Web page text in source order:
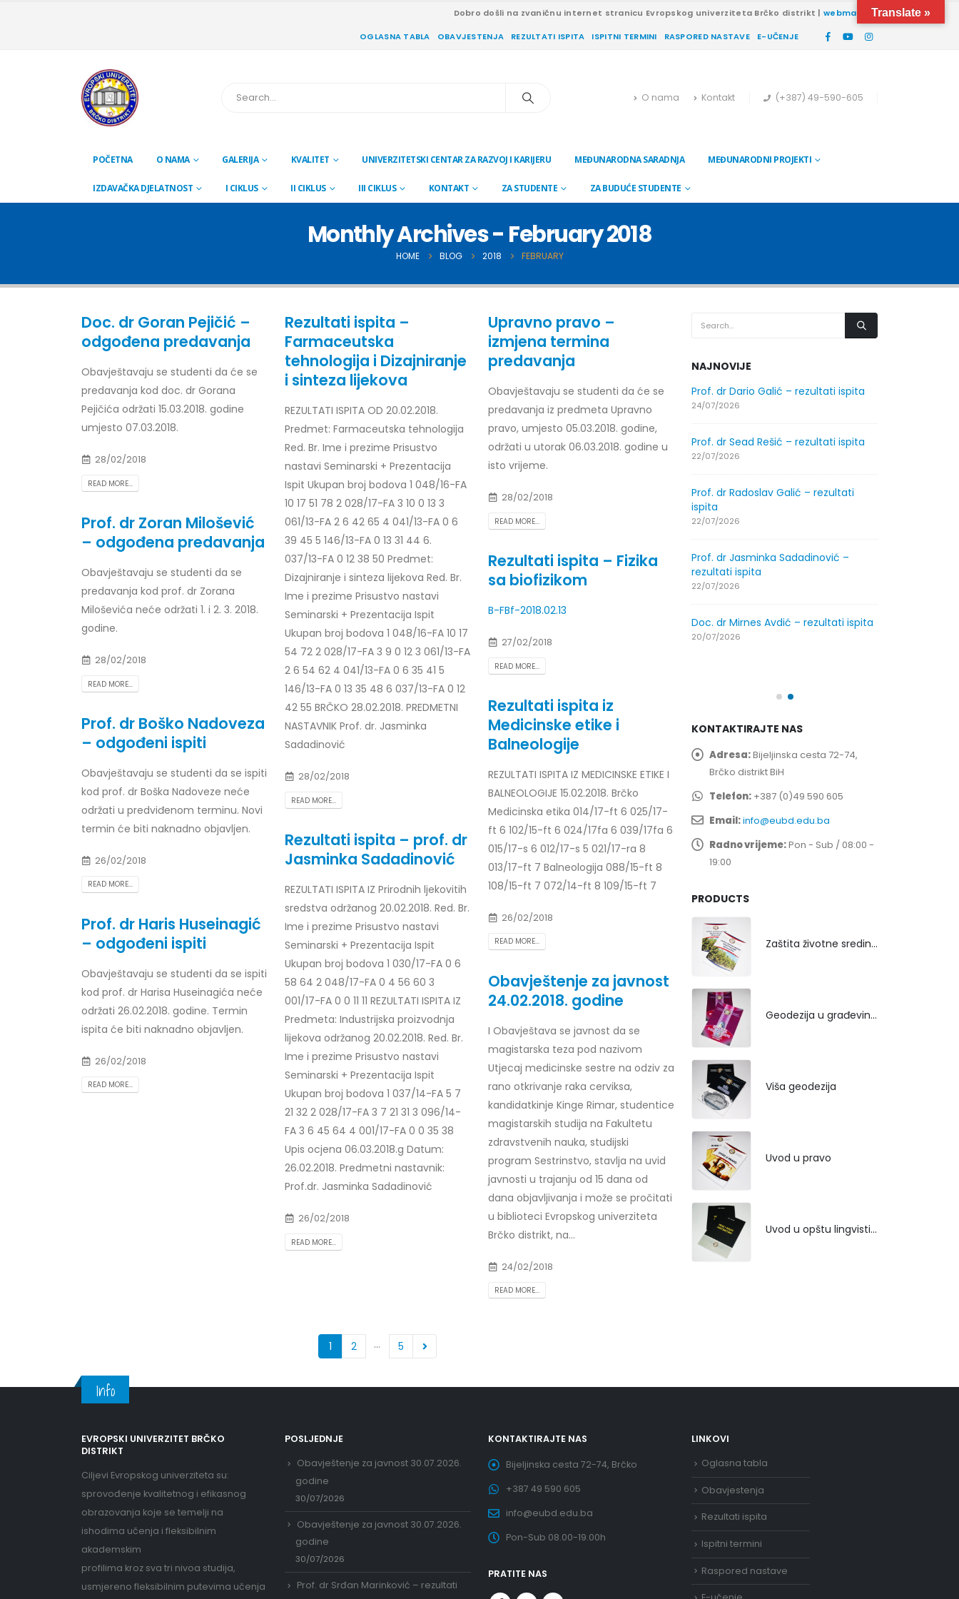
Dobro došli na zvaničnu internet stranicu Evropskog univerziteta Brčko distrikt |webmail
OGLASNA TABLA OBAVJESTENJA REZULTATI ISPITA ISPITNI TERMINI RASPORED NASTAVE E-UČENJE
O nama Kontakt (+387) 49-590-605
POČETNA O NAMA GALERIJA KVALITET UNIVERZITETSKI CENTAR ZA RAZVOJ I KARIJERU MEĐUNARODNA SARADNJA MEĐUNARODNI PROJEKTI
IZDAVAČKA DJELATNOST I CIKLUS II CIKLUS III CIKLUS KONTAKT ZA STUDENTE ZA BUDUĆE STUDENTE
Monthly Archives - February 2018
HOME BLOG 2018 FEBRUARY
Doc. dr Goran Pejičić –
odgođena predavanja
Obavještavaju se studenti da će se
predavanja kod doc. dr Gorana
Pejičića održati 15.03.2018. godine
umjesto 07.03.2018.
28/02/2018
READ MORE...
Rezultati ispita –
Farmaceutska
tehnologija i Dizajniranje
i sinteza lijekova
REZULTATI ISPITA OD 20.02.2018.
Predmet: Farmaceutska tehnologija
Red. Br. Ime i prezime Prisustvo
nastavi Seminarski + Prezentacija
Ispit Ukupan broj bodova 1 048/16-FA
10 17 51 78 2 028/17-FA 3 10 0 13 3
061/13-FA 2 6 42 65 4 041/13-FA 0 6
39 45 5 146/13-FA 0 13 31 44 6.
037/13-FA 0 12 38 50 Predmet:
Dizajniranje i sinteza lijekova Red. Br.
Ime i prezime Prisustvo nastavi
Seminarski + Prezentacija Ispit
Ukupan broj bodova 1 048/16-FA 10 17
54 72 2 028/17-FA 3 9 0 12 3 061/13-FA
2 6 54 62 4 041/13-FA 0 6 35 41 5
146/13-FA 0 13 35 48 6 037/13-FA 0 12
42 55 BRČKO 28.02.2018. PREDMETNI
NASTAVNIK Prof. dr. Jasminka
Sadadinović
28/02/2018
READ MORE...
Upravno pravo –
izmjena termina
predavanja
Obavještavaju se studenti da će se
predavanja iz predmeta Upravno
pravo, umjesto 05.03.2018. godine,
održati u utorak 06.03.2018. godine u
isto vrijeme.
28/02/2018
READ MORE...
Prof. dr Zoran Milošević
– odgođena predavanja
Obavještavaju se studenti da se
predavanja kod prof. dr Zorana
Miloševića neće održati 1. i 2. 3. 2018.
godine.
28/02/2018
READ MORE...
Rezultati ispita – Fizika
sa biofizikom
B-FBf-2018.02.13
27/02/2018
READ MORE...
Rezultati ispita iz
Medicinske etike i
Balneologije
REZULTATI ISPITA IZ MEDICINSKE ETIKE I
BALNEOLOGIJE 15.02.2018. Brčko
Medicinska etika 014/17-ft 6 025/17-
ft 6 102/15-ft 6 024/17fa 6 039/17fa 6
015/17-s 6 012/17-s 5 021/17-ra 8
013/17-ft 7 Balneologija 088/15-ft 8
108/15-ft 7 072/14-ft 8 109/15-ft 7
26/02/2018
READ MORE...
Prof. dr Boško Nadoveza
– odgođeni ispiti
Obavještavaju se studenti da se ispiti
kod prof. dr Boška Nadoveze neće
održati u predviđenom terminu. Novi
termin će biti naknadno objavljen.
26/02/2018
READ MORE...
Rezultati ispita – prof. dr
Jasminka Sadadinović
REZULTATI ISPITA IZ Prirodnih ljekovitih
sredstva održanog 20.02.2018. Red. Br.
Ime i prezime Prisustvo nastavi
Seminarski + Prezentacija Ispit
Ukupan broj bodova 1 030/17-FA 0 6
58 64 2 048/17-FA 0 4 56 60 3
001/17-FA 0 0 11 11 REZULTATI ISPITA IZ
Predmeta: Industrijska proizvodnja
lijekova održanog 20.02.2018. Red. Br.
Ime i prezime Prisustvo nastavi
Seminarski + Prezentacija Ispit
Ukupan broj bodova 1 037/14-FA 5 7
21 32 2 028/17-FA 3 7 21 31 3 096/14-
FA 3 6 45 64 4 001/17-FA 0 0 35 38
Upis ocjena 06.03.2018.g Datum:
26.02.2018. Predmetni nastavnik:
Prof.dr. Jasminka Sadadinović
26/02/2018
READ MORE...
Prof. dr Haris Huseinagić
– odgođeni ispiti
Obavještavaju se studenti da se ispiti
kod prof. dr Harisa Huseinagića neće
održati 26.02.2018. godine. Termin
ispita će biti naknadno objavljen.
26/02/2018
READ MORE...
Obavještenje za javnost
24.02.2018. godine
I Obavještava se javnost da se
magistarska teza pod nazivom
Utjecaj medicinske sestre na odziv za
rano otkrivanje raka cerviksa,
kandidatkinje Kinge Rimar, studentice
magistarskih studija na Fakultetu
zdravstvenih nauka, studijski
program Sestrinstvo, stavlja na uvid
javnosti u trajanju od 15 dana od
dana objavljivanja i može se pročitati
u biblioteci Evropskog univerziteta
Brčko distrikt, na...
24/02/2018
READ MORE...
1 2 … 5
NAJNOVIJE
Obavještenje za javnost 30.07.2026.
godine
Obavještenje za javnost 30.07.2026.
30/07/2026
Prof. dr Srđan Marinković – rezultati
ispita
29/07/2026
Prof. dr Azijada Beganlić – rezultati
ispita
29/07/2026
Prof. dr Esed Karić – rezultati ispita
25/07/2026
Prof. dr Dario Galić – rezultati ispita
24/07/2026
Prof. dr Sead Rešić – rezultati ispita
Prof. dr Radoslav Galić – rezultati
ispita
22/07/2026
Prof. dr Jasminka Sadadinović –
rezultati ispita
22/07/2026
Doc. dr Mirnes Avdić – rezultati ispita
20/07/2026
Obavještenje za javnost 30.07.2026.
godine
30/07/2026
Obavještenje za javnost 30.07.2026.
godine
Prof. dr Srđan Marinković – rezultati
Prof. dr Azijada Beganlić – rezultati
29/07/2026
Prof. dr Esed Karić – rezultati ispita
25/07/2026
Prof. dr Dario Galić – rezultati ispita
24/07/2026
Prof. dr Sead Rešić – rezultati ispita
22/07/2026
Prof. dr Radoslav Galić – rezultati
ispita
22/07/2026
Prof. dr Jasminka Sadadinović –
rezultati ispita
22/07/2026
Doc. dr Mirnes Avdić – rezultati ispita
20/07/2026
KONTAKTIRAJTE NAS
Adresa:Bijeljinska cesta 72-74,
Brčko distrikt BiH
Telefon: +387 (0)49 590 605
Email:info@eubd.edu.ba
Radno vrijeme:Pon - Sub / 08:00 -
19:00
PRODUCTS
Zaštita životne sredine rekultivacijom odlagališta
Geodezija u građevinarstvu
Viša geodezija
Uvod u pravo
Uvod u opštu lingvistiku
Info
EVROPSKI UNIVERZITET BRČKO
DISTRIKT
Ciljevi Evropskog univerziteta su:
sprovođenje kvalitetnog i efikasnog
obrazovanja koje se temelji na
ishodima učenja i fleksibilnim
akademskim
profilima kroz sva tri nivoa studija,
usmjereno fleksibilnim putevima učenja
POSLJEDNJE
Obavještenje za javnost 30.07.2026.
godine
30/07/2026
Obavještenje za javnost 30.07.2026.
godine
30/07/2026
Prof. dr Srđan Marinković – rezultati
KONTAKTIRAJTE NAS
Bijeljinska cesta 72-74, Brčko
+387 49 590 605
info@eubd.edu.ba
Pon-Sub 08.00-19.00h
PRATITE NAS
LINKOVI
Oglasna tabla
Obavjestenja
Rezultati ispita
Ispitni termini
Raspored nastave
Translate »